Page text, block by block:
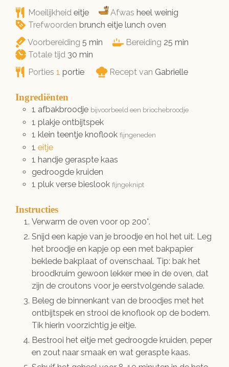
Moeilijkheideitje Afwas heel weinig
Trefwoorden brunch eitje lunch oven
Voorbereiding5 minuten
min Bereiding 25minuten
min
Totale tijd 30 minuten
min
Porties1 portie Recept van Gabrielle
Ingrediënten
1 afbakbroodje bijvoorbeeld een briochebroodje
1 plakje ontbijtspek
1 klein teentje knoflook fijngeneden
1 eitje
1 handje geraspte kaas
gedroogde kruiden
1 pluk verse bieslook fijngeknipt
Instructies
Verwarm de oven voor op 200°.
Snijd een kapje van je broodje en hol het uit. Leg
het broodje en kapje op een met bakpapier
beklede bakplaat of ovenschaal. Tip: bak het
broodkruim gewoon lekker mee in de oven, dat
zijn de croutons voor je eerstvolgende salade.
Beleg de binnenkant van de broodjes met het
ontbijtspek en strooi de knoflook op de bodem.
Tik hierin voorzichtig je eitje.
Bestrooi het eitje met gedroogde kruiden, peper
en zout naar smaak en wat geraspte kaas.